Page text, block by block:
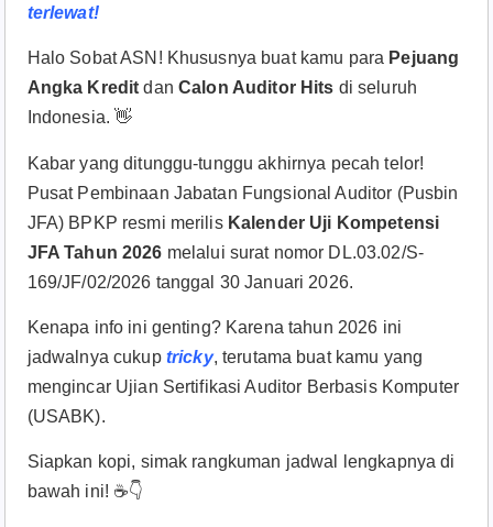
terlewat!
Halo Sobat ASN! Khususnya buat kamu para Pejuang
Angka Kredit dan Calon Auditor Hits di seluruh
Indonesia. 👋
Kabar yang ditunggu-tunggu akhirnya pecah telor!
Pusat Pembinaan Jabatan Fungsional Auditor (Pusbin
JFA) BPKP resmi merilis Kalender Uji Kompetensi
JFA Tahun 2026 melalui surat nomor DL.03.02/S-
169/JF/02/2026 tanggal 30 Januari 2026.
Kenapa info ini genting? Karena tahun 2026 ini
jadwalnya cukup tricky, terutama buat kamu yang
mengincar Ujian Sertifikasi Auditor Berbasis Komputer
(USABK).
Siapkan kopi, simak rangkuman jadwal lengkapnya di
bawah ini! ☕👇